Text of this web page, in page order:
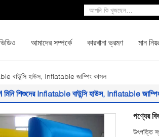
আমাদের সম্পর্কে কারখানা ভ্রমণ মান
বাউন্সি হাউস, Inflatable জাম্পিং কাসল
শিশুদের Inflatable বাউন্সি হাউস, Inflatable
পণ্যের
উৎপত্তি